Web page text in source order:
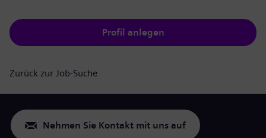
Profil anlegen
Zurück zur Job-Suche
Nehmen Sie Kontakt mit uns auf